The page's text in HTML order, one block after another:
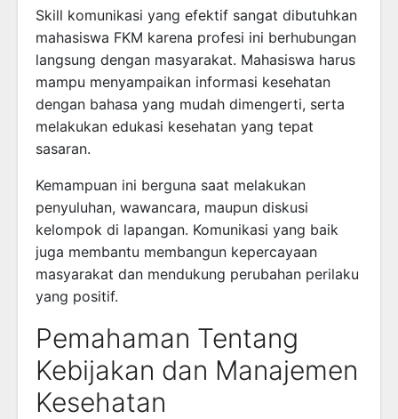
Skill komunikasi yang efektif sangat dibutuhkan
mahasiswa FKM karena profesi ini berhubungan
langsung dengan masyarakat. Mahasiswa harus
mampu menyampaikan informasi kesehatan
dengan bahasa yang mudah dimengerti, serta
melakukan edukasi kesehatan yang tepat
sasaran.
Kemampuan ini berguna saat melakukan
penyuluhan, wawancara, maupun diskusi
kelompok di lapangan. Komunikasi yang baik
juga membantu membangun kepercayaan
masyarakat dan mendukung perubahan perilaku
yang positif.
Pemahaman Tentang
Kebijakan dan Manajemen
Kesehatan